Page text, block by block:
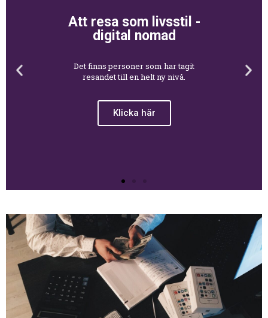
Att resa som livsstil -
digital nomad
Det finns personer som har tagit
resandet till en helt ny nivå.
Klicka här